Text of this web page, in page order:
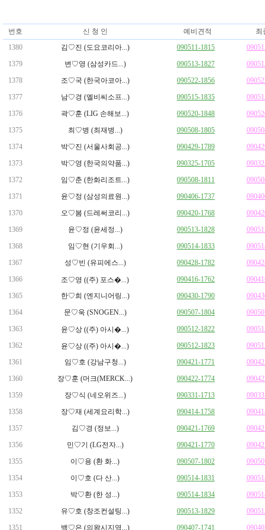
번호 신 청 인 예비견적
최
1380
김♡진 (도요코리아...) 090511-1815
1379
변♡영 (삼성카드...) 090513-1827
1378
조♡국 (한국아코아...) 090522-1856
1377
남♡경 (엘비씨소프...) 090515-1835
1376
곽♡훈 (LIG 손해보...) 090520-1848
1375
최♡병 (최재병...) 090508-1805
1374
박♡진 (서울사회공...) 090429-1789
1373
박♡영 (한국의약품...) 090325-1705
1372
임♡춘 (한화리조트...) 090508-1811
1371
윤♡정 (삼성의료원...) 090406-1737
1370
오♡봄 (드레써코리...) 090420-1768
1369
윤♡정 (윤세정...) 090513-1828
1368
임♡현 (기우회...) 090514-1833
1367
성♡빈 (유피에스...) 090428-1782
1366
조♡영 ((주) 포스�...) 090416-1762
1365
한♡희 (엔지니어링...) 090430-1790
1364
문♡욱 (SNOGEN...) 090507-1804
1363
윤♡상 ((주) 아시�...) 090512-1822
1362
윤♡상 ((주) 아시�...) 090512-1823
1361
임♡호 (강남구청...) 090421-1771
1360
장♡훈 (머크(MERCK...) 090422-1774
1359
장♡식 (네오위즈...) 090331-1713
1358
장♡재 (세계요리학...) 090414-1758
1357
김♡경 (정보...) 090421-1769
1356
민♡기 (LG전자...) 090421-1770
1355
이♡용 (환 화...) 090507-1802
1354
이♡호 (다 산...) 090514-1831
1353
박♡환 (한 성...) 090514-1834
1352
유♡호 (창조컨설팅...) 090513-1829
1351
백♡은 (의왕시지역...) 090407-1741